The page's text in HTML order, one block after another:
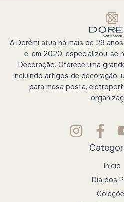
A Dorémi atua há mais de 29
e, em 2020, especializou-se
Decoração. Oferece uma
incluindo artigos de decoração,
para mesa posta,
Início
Dia dos